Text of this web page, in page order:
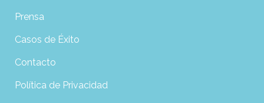
Prensa
Casos de Éxito
Contacto
Política de Privacidad